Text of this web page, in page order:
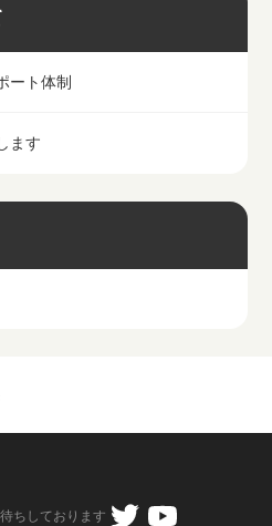
ート体制
ます
ちしております